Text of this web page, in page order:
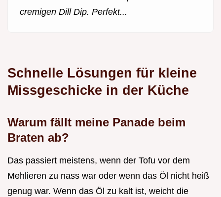
cremigen Dill Dip. Perfekt...
Schnelle Lösungen für kleine
Missgeschicke in der Küche
Warum fällt meine Panade beim
Braten ab?
Das passiert meistens, wenn der Tofu vor dem
Mehlieren zu nass war oder wenn das Öl nicht heiß
genug war. Wenn das Öl zu kalt ist, weicht die